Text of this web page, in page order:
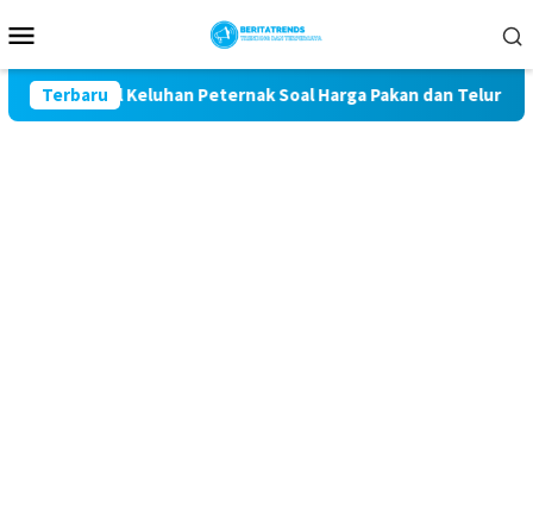
ke
Mobile
Terbaru
Kawal Keluhan Peternak Soal Harga Pakan dan Telur